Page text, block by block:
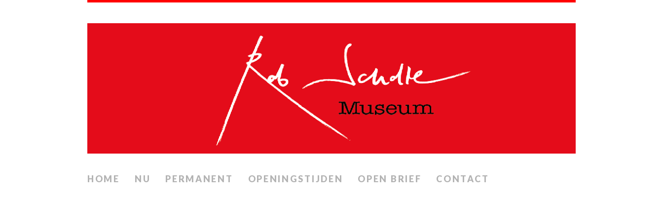
HOME NU PERMANENT OPENINGSTIJDEN OPEN BRIEF CONTACT